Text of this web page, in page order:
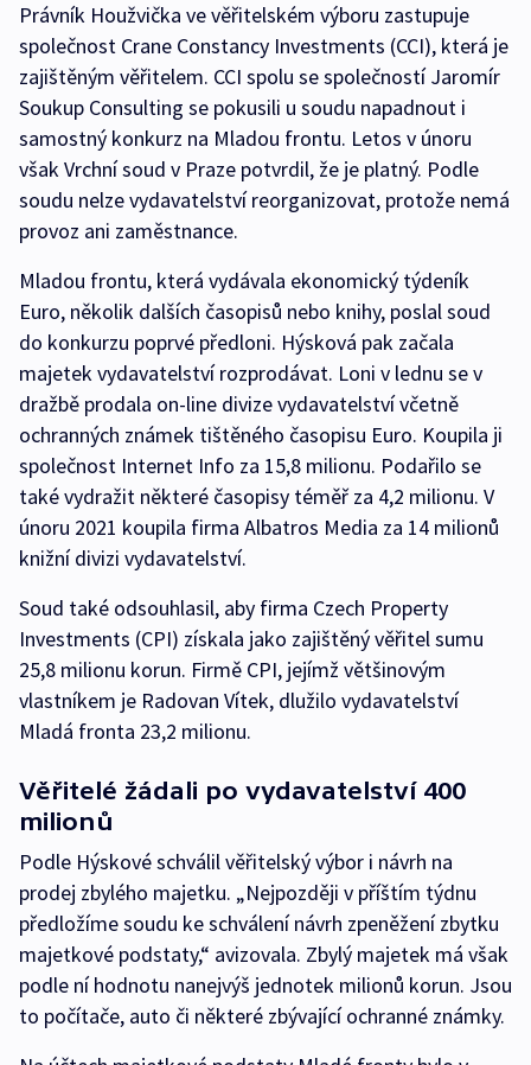
Právník Houžvička ve věřitelském výboru zastupuje
společnost Crane Constancy Investments (CCI), která je
zajištěným věřitelem. CCI spolu se společností Jaromír
Soukup Consulting se pokusili u soudu napadnout i
samostný konkurz na Mladou frontu. Letos v únoru
však Vrchní soud v Praze potvrdil, že je platný. Podle
soudu nelze vydavatelství reorganizovat, protože nemá
provoz ani zaměstnance.
Mladou frontu, která vydávala ekonomický týdeník
Euro, několik dalších časopisů nebo knihy, poslal soud
do konkurzu poprvé předloni. Hýsková pak začala
majetek vydavatelství rozprodávat. Loni v lednu se v
dražbě prodala on-line divize vydavatelství včetně
ochranných známek tištěného časopisu Euro. Koupila ji
společnost Internet Info za 15,8 milionu. Podařilo se
také vydražit některé časopisy téměř za 4,2 milionu. V
únoru 2021 koupila firma Albatros Media za 14 milionů
knižní divizi vydavatelství.
Soud také odsouhlasil, aby firma Czech Property
Investments (CPI) získala jako zajištěný věřitel sumu
25,8 milionu korun. Firmě CPI, jejímž většinovým
vlastníkem je Radovan Vítek, dlužilo vydavatelství
Mladá fronta 23,2 milionu.
Věřitelé žádali po vydavatelství 400
milionů
Podle Hýskové schválil věřitelský výbor i návrh na
prodej zbylého majetku. „Nejpozději v příštím týdnu
předložíme soudu ke schválení návrh zpeněžení zbytku
majetkové podstaty,“ avizovala. Zbylý majetek má však
podle ní hodnotu nanejvýš jednotek milionů korun. Jsou
to počítače, auto či některé zbývající ochranné známky.